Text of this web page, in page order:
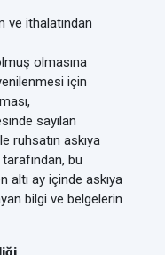
ve ithalatından
olmasına
için
sayılan
ruhsatın askıya
bu
altı ay içinde askıya
bilgi ve belgelerin